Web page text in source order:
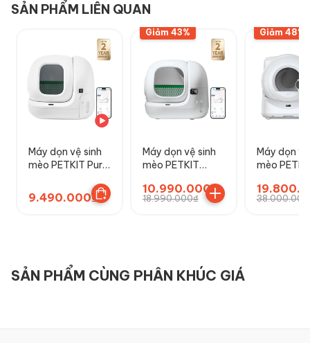
SẢN PHẨM LIÊN QUAN
Máy dọn vệ sinh
mèo PETKIT Pura
9.490.000₫
Giảm 43%
Máy dọn vệ sinh
mèo PETKIT
10.990.000₫
18.990.000₫
Giảm 48%
Máy dọn
mèo
Camera AI
SẢN PHẨM CÙNG PHÂN KHÚC GIÁ